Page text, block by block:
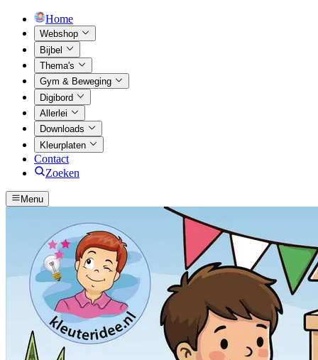
Home
Webshop
Bijbel
Thema's
Gym & Beweging
Digibord
Allerlei
Downloads
Kleurplaten
Contact
Zoeken
Menu